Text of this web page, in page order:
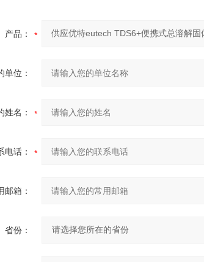
产品：
单位：
姓名：
电话：
邮箱：
省份：